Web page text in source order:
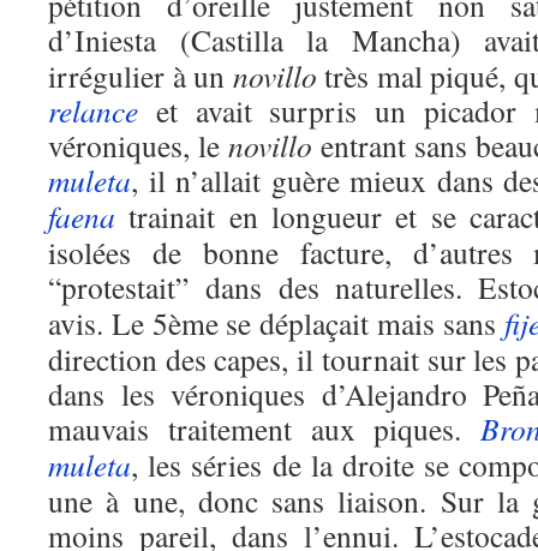
d’Iniesta (Castilla la Mancha)
irrégulier à un novillo très mal piqué,
relance et avait surpris un picador
véroniques, le novillo entrant sans
muleta, il n’allait guère mieux dans
faena trainait en longueur et se
isolées de bonne facture,
“protestait” dans des naturelles.
avis. Le 5ème se déplaçait mais sans
direction des capes, il tournait sur les
dans les véroniques d’Alejandro
mauvais traitement aux piques.
muleta, les séries de la droite se
une à une, donc sans liaison. Sur la
moins pareil, dans l’ennui.